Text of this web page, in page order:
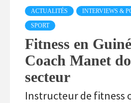
ACTUALITÉS INTERVIEWS &
SPORT
Fitness en
Coach Manet
secteur
Instructeur de fitness